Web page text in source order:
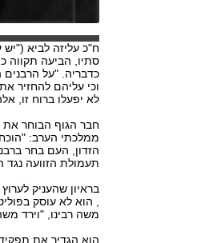
ח"כ עליזה לביא
סתיו, הביעה תקווה
כדבריה. "על הרבנים
וכי עליהם להחזיר
לא יפעלו ברוח זו,
חבר הגוף הבוחר את
ממלכתי הערב:
הזדון, העם בחר
תעמולת הזוועה נגד
, הוא לא עוסק
משה רבינו, "וירד
הוא הגדיר את